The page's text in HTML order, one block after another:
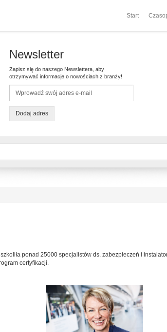
Start
Newsletter
Zapisz się do naszego Newslettera, aby
otrzymywać informacje o nowościach z branży!
Dodaj adres
ponad 25000 specjalistów ds. zabezpieczeń i
certyfikacji.